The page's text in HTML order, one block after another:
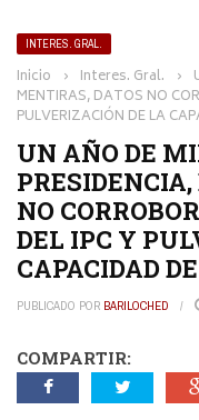
INTERES. GRAL.
Inicio › Interes. Gral. ›
MENTIRAS, DATOS NO
PULVERIZACIÓN DE LA
UN AÑO DE
NO
DEL IPC Y
CAPACIDAD
PUBLICADO POR BARILOCHED
COMPARTIR: